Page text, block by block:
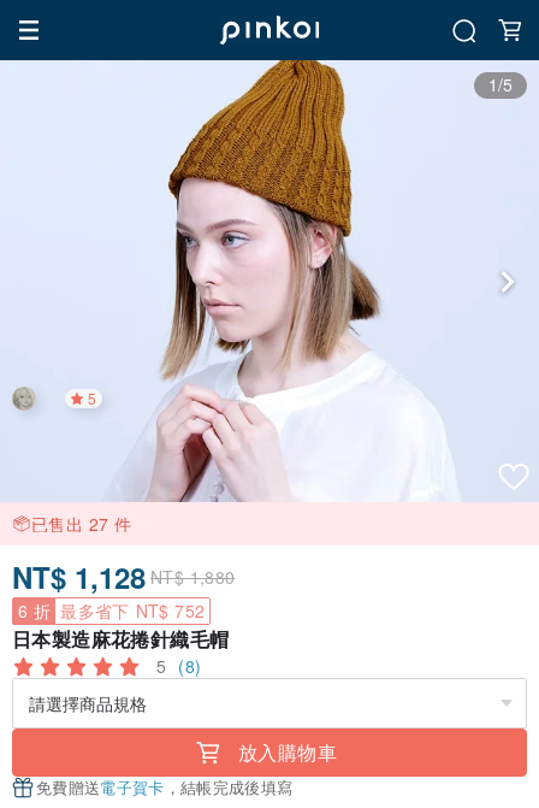
1/5
5
已售出 27 件
NT$ 1,128 NT$ 1,880
6 折 最多省下 NT$ 752
日本製造麻花捲針織毛帽
5 (8)
放入購物車
免費贈送電子賀卡 ，結帳完成後填寫